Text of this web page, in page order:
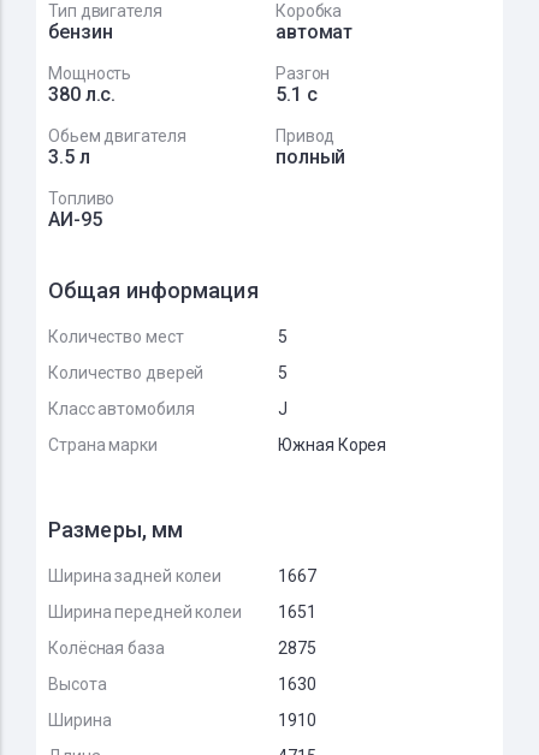
Тип двигателя
бензин
Коробка
автомат
Мощность
380 л.с.
Разгон
5.1 с
Обьем двигателя
3.5 л
Привод
полный
Топливо
АИ-95
Общая информация
Количество мест
5
Количество дверей
5
Класс автомобиля
J
Страна марки
Южная Корея
Размеры, мм
Ширина задней колеи
1667
Ширина передней колеи
1651
Колёсная база
2875
Высота
1630
Ширина
1910